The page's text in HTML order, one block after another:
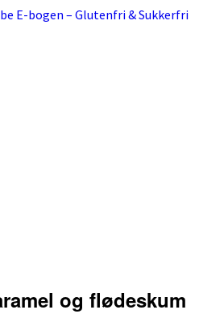
E-bogen – Glutenfri & Sukkerfri
og flødeskum